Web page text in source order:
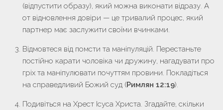
(відпустити образу), який можна виконати відразу. А
от відновлення довіри — це тривалий процес, який
партнер має заслужити своїми вчинками.
Відмовтеся від помсти та маніпуляцій. Перестаньте
постійно карати чоловіка чи дружину, нагадувати про
гріх та маніпулювати почуттям провини. Покладіться
на справедливий Божий суд (Римлян 12:19).
Подивіться на Хрест Ісуса Христа. Згадайте, скільки